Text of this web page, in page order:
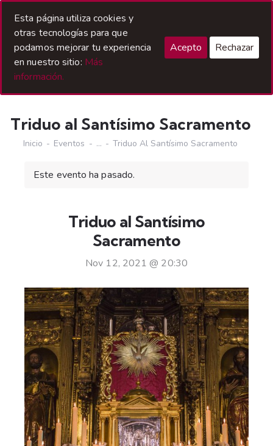
Triduo al Santísimo Sacramento
Inicio Eventos ... Triduo Al Santísimo Sacramento
Este evento ha pasado.
Triduo al Santísimo
Sacramento
Nov 12, 2021 @ 20:30
Esta página utiliza cookies y
otras tecnologías para que
podamos mejorar tu experiencia
en nuestro sitio: Más
información.
Acepto Rechazar